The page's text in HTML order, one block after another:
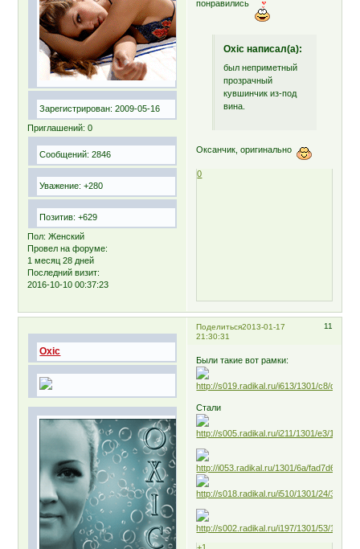
Зарегистрирован: 2009-05-16
Приглашений: 0
Сообщений: 2846
Уважение: +280
Позитив: +629
Пол: Женский
Провел на форуме:
1 месяц 28 дней
Последний визит:
2016-10-10 00:37:23
понравились
Oxic написал(а):
был неприметный
прозрачный
кувшинчик из-под
вина.
Оксанчик, оригинально
0
Поделиться 11
2013-01-17
21:30:31
Oxic
Были такие вот рамки:
Стали